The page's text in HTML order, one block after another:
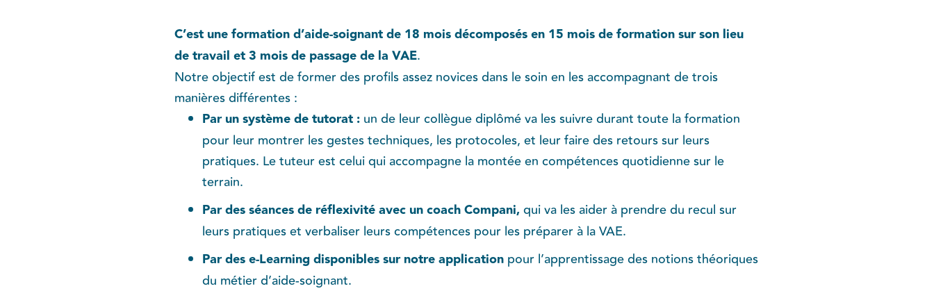
C’est une formation d’aide-soignant de 18 mois décomposés en 15 mois de formation sur son lieu
de travail et 3 mois de passage de la VAE.
Notre objectif est de former des profils assez novices dans le soin en les accompagnant de trois
manières différentes :
Par un système de tutorat : un de leur collègue diplômé va les suivre durant toute la formation
pour leur montrer les gestes techniques, les protocoles, et leur faire des retours sur leurs
pratiques. Le tuteur est celui qui accompagne la montée en compétences quotidienne sur le
terrain.
Par des séances de réflexivité avec un coach Compani, qui va les aider à prendre du recul sur
leurs pratiques et verbaliser leurs compétences pour les préparer à la VAE.
Par des e-Learning disponibles sur notre application pour l’apprentissage des notions théoriques
du métier d’aide-soignant.